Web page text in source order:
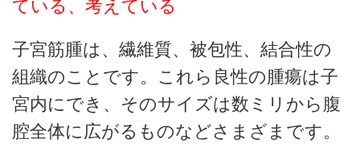
ている、考えている
子宮筋腫は、繊維質、被包性、結合性の
組織のことです。これら良性の腫瘍は子
宮内にでき、そのサイズは数ミリから腹
腔全体に広がるものなどさまざまです。